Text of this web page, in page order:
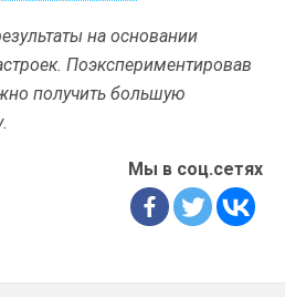
на основании
Поэкспериментировав
получить большую
Мы в соц.сетях